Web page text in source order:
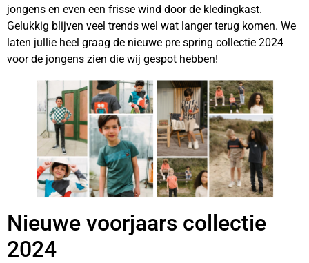
jongens en even een frisse wind door de kledingkast.
Gelukkig blijven veel trends wel wat langer terug komen. We
laten jullie heel graag de nieuwe pre spring collectie 2024
voor de jongens zien die wij gespot hebben!
Nieuwe voorjaars collectie
2024